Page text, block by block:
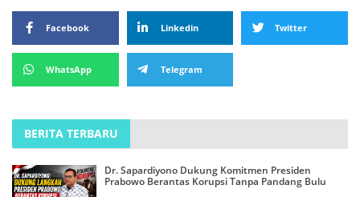
Facebook Linkedin Twitter
WhatsApp Telegram
BERITA TERBARU
Dr. Sapardiyono Dukung Komitmen Presiden
Prabowo Berantas Korupsi Tanpa Pandang Bulu